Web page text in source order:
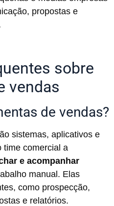
propostas e
sobre
vendas
de vendas?
sistemas, aplicativos e
time comercial a
e acompanhar
manual. Elas
como prospecção,
e relatórios.